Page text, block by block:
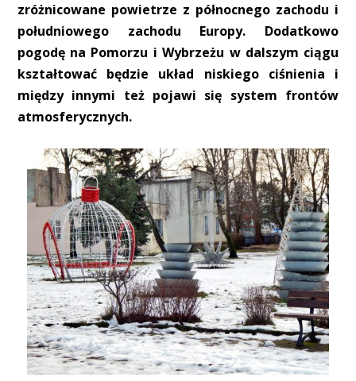
zróżnicowane powietrze z północnego zachodu i
południowego zachodu Europy. Dodatkowo
pogodę na Pomorzu i Wybrzeżu w dalszym ciągu
kształtować będzie układ niskiego ciśnienia i
między innymi też pojawi się system frontów
atmosferycznych.